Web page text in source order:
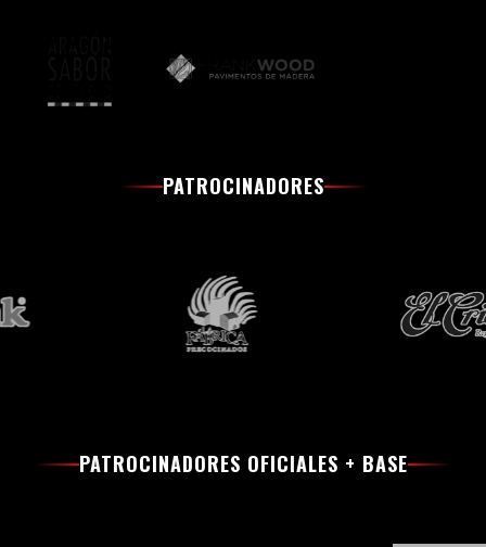
PATROCINADORES
PATROCINADORES OFICIALES + BASE